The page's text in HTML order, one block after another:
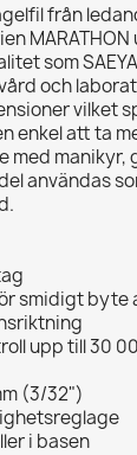
från
som
och
vilket
enkel att ta
manikyr,
användas
smidigt byte
upp till 30
(3/32")
i basen